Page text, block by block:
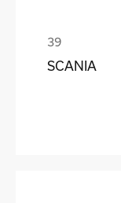
SCANIA